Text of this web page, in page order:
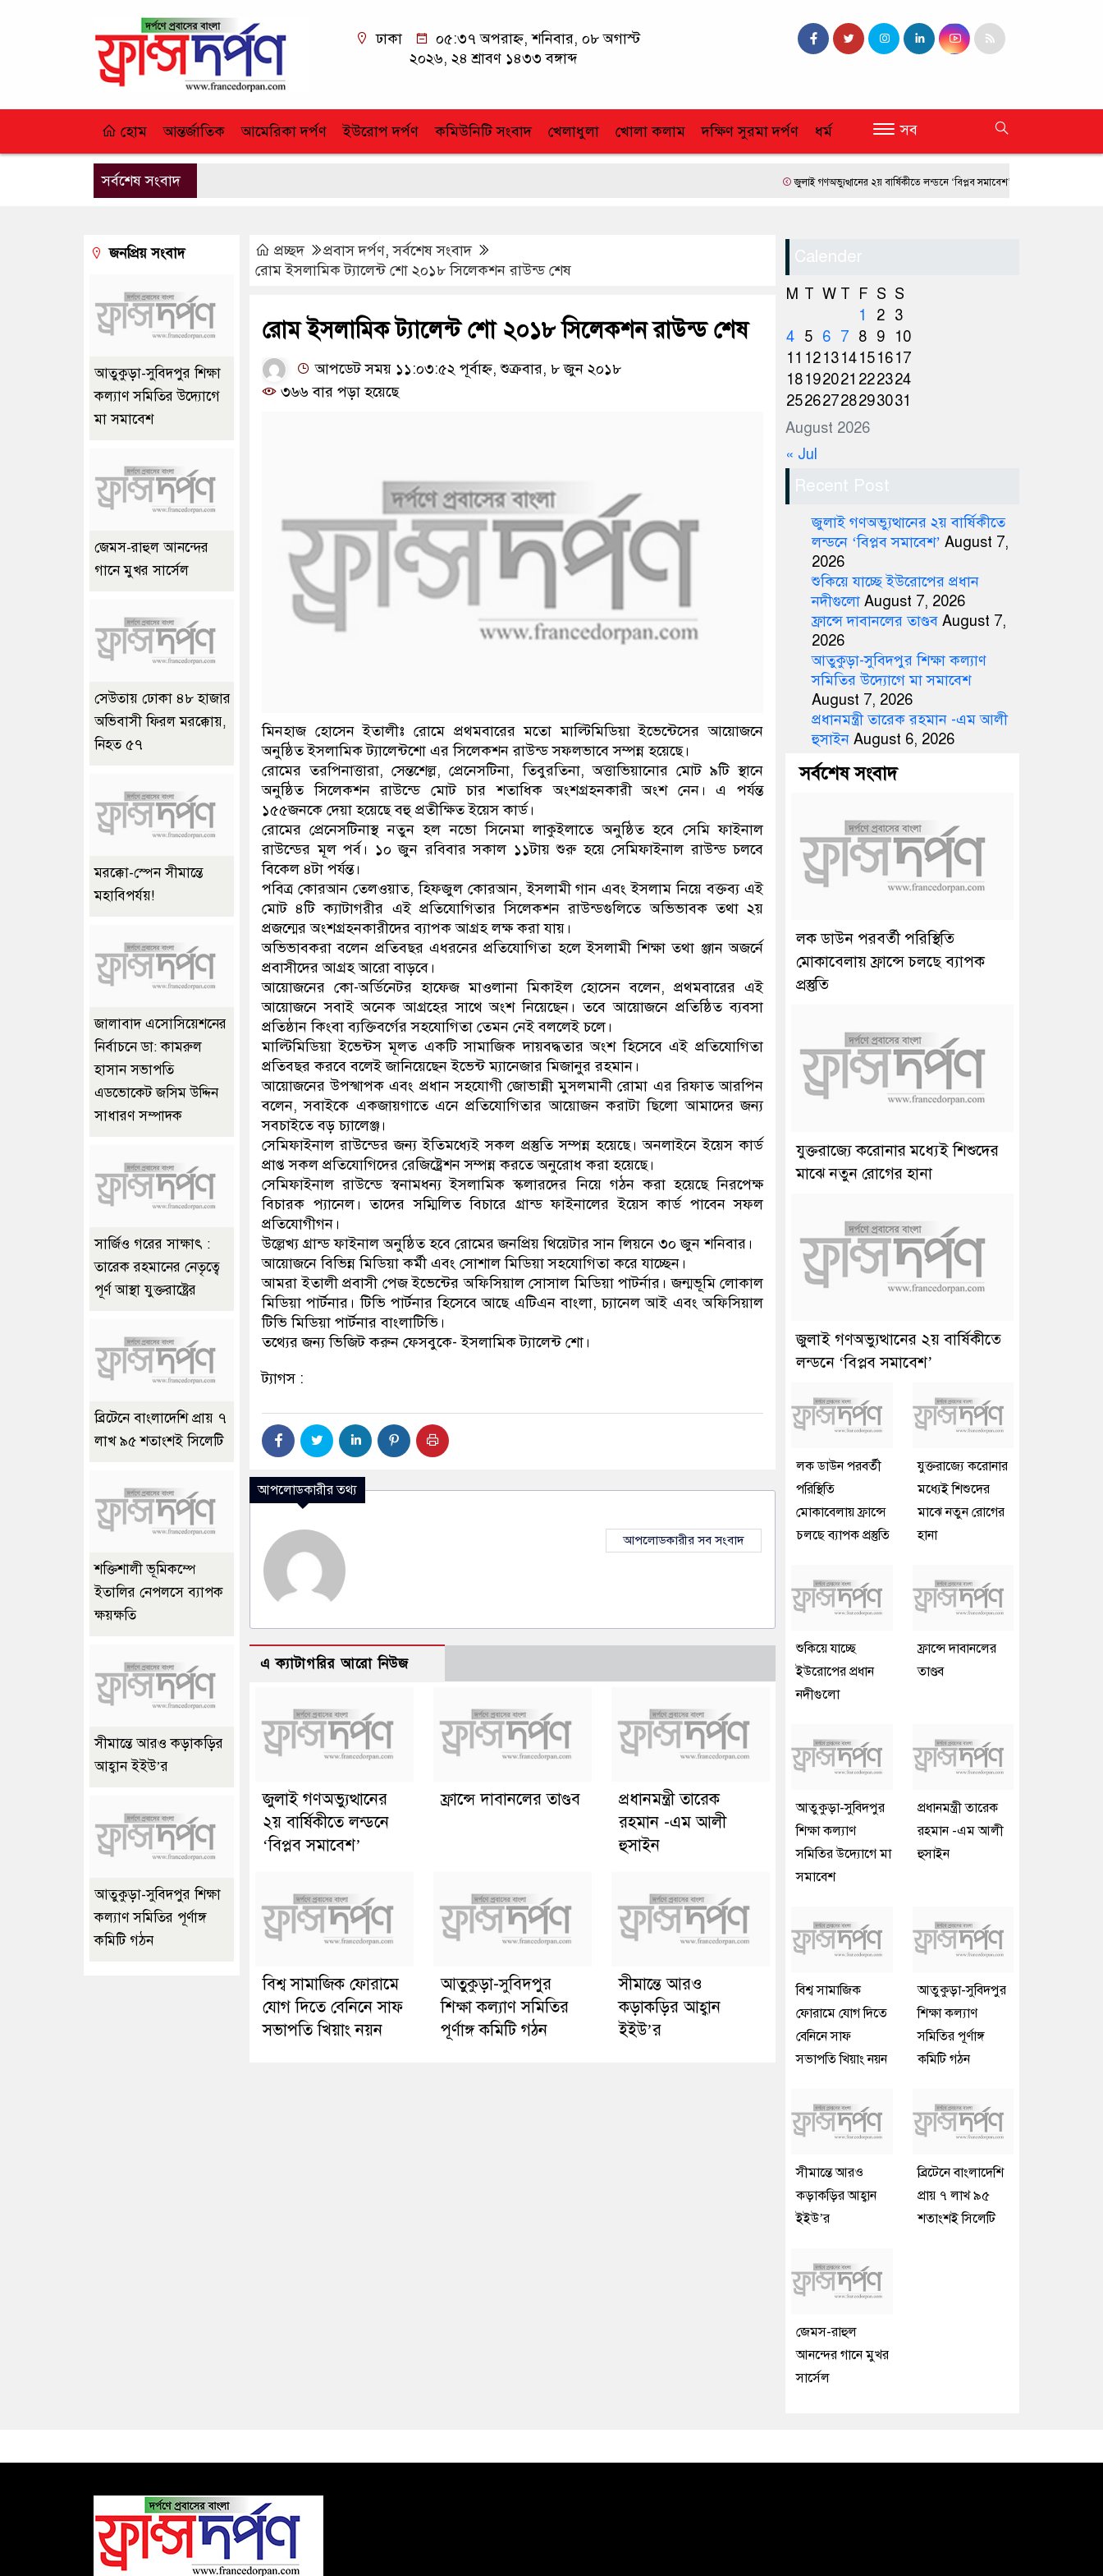
ঢাকা
০৫:৩৭ অপরাহ্ন, শনিবার, ০৮ অগাস্ট
২০২৬, ২৪ শ্রাবণ ১৪৩৩ বঙ্গাব্দ
হোম আন্তর্জাতিক আমেরিকা দর্পণ ইউরোপ দর্পণ কমিউনিটি সংবাদ খেলাধুলা খোলা কলাম দক্ষিণ সুরমা দর্পণ ধর্ম সব
সর্বশেষ সংবাদ জুলাই গণঅভ্যুত্থানের ২য় বার্ষিকীতে লন্ডনে ‘বিপ্লব সমাবেশ’ ফ্রান্সে দাবানলের তাণ্ডব
প্রচ্ছদ প্রবাস দর্পণ,সর্বশেষ সংবাদ
রোম ইসলামিক ট্যালেন্ট শো ২০১৮ সিলেকশন রাউন্ড শেষ
রোম ইসলামিক ট্যালেন্ট শো ২০১৮ সিলেকশন রাউন্ড শেষ
আপডেট সময় ১১:০৩:৫২ পূর্বাহ্ন, শুক্রবার, ৮ জুন ২০১৮
৩৬৬ বার পড়া হয়েছে
মিনহাজ হোসেন ইতালীঃ রোমে প্রথমবারের মতো মাল্টিমিডিয়া ইভেন্টেসের আয়োজনে
অনুষ্ঠিত ইসলামিক ট্যালেন্টশো এর সিলেকশন রাউন্ড সফলভাবে সম্পন্ন হয়েছে।
রোমের তরপিনাত্তারা, সেন্তশেল্ল, প্রেনেসটিনা, তিবুরতিনা, অত্তাভিয়ানোর মোট ৯টি স্থানে
অনুষ্ঠিত সিলেকশন রাউন্ডে মোট চার শতাধিক অংশগ্রহনকারী অংশ নেন। এ পর্যন্ত
১৫৫জনকে দেয়া হয়েছে বহু প্রতীক্ষিত ইয়েস কার্ড।
রোমের প্রেনেসটিনাস্থ নতুন হল নভো সিনেমা লাকুইলাতে অনুষ্ঠিত হবে সেমি ফাইনাল
রাউন্ডের মূল পর্ব। ১০ জুন রবিবার সকাল ১১টায় শুরু হয়ে সেমিফাইনাল রাউন্ড চলবে
বিকেল ৪টা পর্যন্ত।
পবিত্র কোরআন তেলওয়াত, হিফজুল কোরআন, ইসলামী গান এবং ইসলাম নিয়ে বক্তব্য এই
মোট ৪টি ক্যাটাগরীর এই প্রতিযোগিতার সিলেকশন রাউন্ডগুলিতে অভিভাবক তথা ২য়
প্রজন্মের অংশগ্রহনকারীদের ব্যাপক আগ্রহ লক্ষ করা যায়।
অভিভাবকরা বলেন প্রতিবছর এধরনের প্রতিযোগিতা হলে ইসলামী শিক্ষা তথা ঞ্জান অজর্নে
প্রবাসীদের আগ্রহ আরো বাড়বে।
আয়োজনের কো-অর্ডিনেটর হাফেজ মাওলানা মিকাইল হোসেন বলেন, প্রথমবারের এই
আয়োজনে সবাই অনেক আগ্রহের সাথে অংশ নিয়েছেন। তবে আয়োজনে প্রতিষ্ঠিত ব্যবসা
প্রতিষ্ঠান কিংবা ব্যক্তিবর্গের সহযোগিতা তেমন নেই বললেই চলে।
মাল্টিমিডিয়া ইভেন্টস মূলত একটি সামাজিক দায়বদ্ধতার অংশ হিসেবে এই প্রতিযোগিতা
প্রতিবছর করবে বলেই জানিয়েছেন ইভেন্ট ম্যানেজার মিজানুর রহমান।
আয়োজনের উপস্খাপক এবং প্রধান সহযোগী জোভান্নী মুসলমানী রোমা এর রিফাত আরপিন
বলেন, সবাইকে একজায়গাতে এনে প্রতিযোগিতার আয়োজন করাটা ছিলো আমাদের জন্য
সবচাইতে বড় চ্যালেঞ্জ।
সেমিফাইনাল রাউন্ডের জন্য ইতিমধ্যেই সকল প্রস্তুতি সম্পন্ন হয়েছে। অনলাইনে ইয়েস কার্ড
প্রাপ্ত সকল প্রতিযোগিদের রেজিষ্ট্রেশন সম্পন্ন করতে অনুরোধ করা হয়েছে।
সেমিফাইনাল রাউন্ডে স্বনামধন্য ইসলামিক স্কলারদের নিয়ে গঠন করা হয়েছে নিরপেক্ষ
বিচারক প্যানেল। তাদের সম্মিলিত বিচারে গ্রান্ড ফাইনালের ইয়েস কার্ড পাবেন সফল
প্রতিযোগীগন।
উল্লেখ্য গ্রান্ড ফাইনাল অনুষ্ঠিত হবে রোমের জনপ্রিয় থিয়েটার সান লিয়নে ৩০ জুন শনিবার।
আয়োজনে বিভিন্ন মিডিয়া কর্মী এবং সোশাল মিডিয়া সহযোগিতা করে যাচ্ছেন।
আমরা ইতালী প্রবাসী পেজ ইভেন্টের অফিসিয়াল সোসাল মিডিয়া পাটর্নার। জন্মভূমি লোকাল
মিডিয়া পার্টনার। টিভি পার্টনার হিসেবে আছে এটিএন বাংলা, চ্যানেল আই এবং অফিসিয়াল
টিভি মিডিয়া পার্টনার বাংলাটিভি।
তথ্যের জন্য ভিজিট করুন ফেসবুকে- ইসলামিক ট্যালেন্ট শো।
ট্যাগস :
আপলোডকারীর তথ্য
আপলোডকারীর সব সংবাদ
এ ক্যাটাগরির আরো নিউজ
জুলাই গণঅভ্যুত্থানের
২য় বার্ষিকীতে লন্ডনে
‘বিপ্লব সমাবেশ’
ফ্রান্সে দাবানলের তাণ্ডব
প্রধানমন্ত্রী তারেক
রহমান -এম আলী
হুসাইন
বিশ্ব সামাজিক ফোরামে
যোগ দিতে বেনিনে সাফ
সভাপতি খিয়াং নয়ন
আতুকুড়া-সুবিদপুর
শিক্ষা কল্যাণ সমিতির
পূর্ণাঙ্গ কমিটি গঠন
সীমান্তে আরও
কড়াকড়ির আহ্বান
ইইউ’র
জনপ্রিয় সংবাদ
আতুকুড়া-সুবিদপুর শিক্ষা
কল্যাণ সমিতির উদ্যোগে
মা সমাবেশ
জেমস-রাহুল আনন্দের
গানে মুখর সার্সেল
সেউতায় ঢোকা ৪৮ হাজার
অভিবাসী ফিরল মরক্কোয়,
নিহত ৫৭
মরক্কো-স্পেন সীমান্তে
মহাবিপর্যয়!
জালাবাদ এসোসিয়েশনের
নির্বাচনে ডা: কামরুল
হাসান সভাপতি
এডভোকেট জসিম উদ্দিন
সাধারণ সম্পাদক
সার্জিও গরের সাক্ষাৎ :
তারেক রহমানের নেতৃত্বে
পূর্ণ আস্থা যুক্তরাষ্ট্রের
ব্রিটেনে বাংলাদেশি প্রায় ৭
লাখ ৯৫ শতাংশই সিলেটি
শক্তিশালী ভূমিকম্পে
ইতালির নেপলসে ব্যাপক
ক্ষয়ক্ষতি
সীমান্তে আরও কড়াকড়ির
আহ্বান ইইউ’র
আতুকুড়া-সুবিদপুর শিক্ষা
কল্যাণ সমিতির পূর্ণাঙ্গ
কমিটি গঠন
Calender
August 2026
M T W T F S S
1
2 3
4 5 6 7 8 9
10
11 121314151617
18192021 222324
25262728293031
« Jul
Recent Post
জুলাই গণঅভ্যুত্থানের ২য় বার্ষিকীতে
লন্ডনে ‘বিপ্লব সমাবেশ’ August 7,
2026
শুকিয়ে যাচ্ছে ইউরোপের প্রধান
নদীগুলো August 7, 2026
ফ্রান্সে দাবানলের তাণ্ডব August 7,
2026
আতুকুড়া-সুবিদপুর শিক্ষা কল্যাণ
সমিতির উদ্যোগে মা সমাবেশ
August 7, 2026
প্রধানমন্ত্রী তারেক রহমান -এম আলী
হুসাইন August 6, 2026
সর্বশেষ সংবাদ
লক ডাউন পরবর্তী পরিস্থিতি
মোকাবেলায় ফ্রান্সে চলছে ব্যাপক
প্রস্তুতি
যুক্তরাজ্যে করোনার মধ্যেই শিশুদের
মাঝে নতুন রোগের হানা
জুলাই গণঅভ্যুত্থানের ২য় বার্ষিকীতে
লন্ডনে ‘বিপ্লব সমাবেশ’
লক ডাউন পরবর্তী
পরিস্থিতি
মোকাবেলায় ফ্রান্সে
চলছে ব্যাপক প্রস্তুতি
যুক্তরাজ্যে করোনার
মধ্যেই শিশুদের
মাঝে নতুন রোগের
হানা
শুকিয়ে যাচ্ছে
ইউরোপের প্রধান
নদীগুলো
ফ্রান্সে দাবানলের
তাণ্ডব
আতুকুড়া-সুবিদপুর
শিক্ষা কল্যাণ
সমিতির উদ্যোগে মা
সমাবেশ
প্রধানমন্ত্রী তারেক
রহমান -এম আলী
হুসাইন
বিশ্ব সামাজিক
ফোরামে যোগ দিতে
বেনিনে সাফ
সভাপতি খিয়াং নয়ন
আতুকুড়া-সুবিদপুর
শিক্ষা কল্যাণ
সমিতির পূর্ণাঙ্গ
কমিটি গঠন
সীমান্তে আরও
কড়াকড়ির আহ্বান
ইইউ’র
ব্রিটেনে বাংলাদেশি
প্রায় ৭ লাখ ৯৫
শতাংশই সিলেটি
জেমস-রাহুল
আনন্দের গানে মুখর
সার্সেল